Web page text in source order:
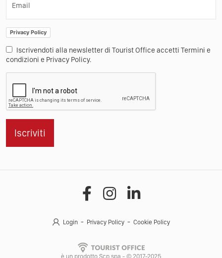
Email
Privacy Policy
Iscrivendoti alla newsletter di Tourist Office accetti Termini e
condizioni e Privacy Policy.
Iscriviti
Login Privacy Policy Cookie Policy
è un prodotto Scp spa - © 2017-2025